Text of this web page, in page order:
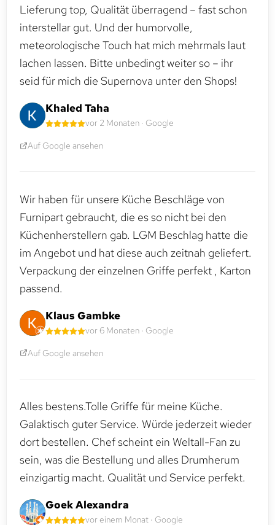
Lieferung top, Qualität überragend – fast schon
interstellar gut. Und der humorvolle,
meteorologische Touch hat mich mehrmals laut
lachen lassen. Bitte unbedingt weiter so – ihr
seid für mich die Supernova unter den Shops!
Khaled Taha
vor 2 Monaten · Google
Auf Google ansehen
Wir haben für unsere Küche Beschläge von
Furnipart gebraucht, die es so nicht bei den
Küchenherstellern gab. LGM Beschlag hatte die
im Angebot und hat diese auch zeitnah geliefert.
Verpackung der einzelnen Griffe perfekt , Karton
passend.
Klaus Gambke
vor 6 Monaten · Google
Auf Google ansehen
Alles bestens.Tolle Griffe für meine Küche.
Galaktisch guter Service. Würde jederzeit wieder
dort bestellen. Chef scheint ein Weltall-Fan zu
sein, was die Bestellung und alles Drumherum
einzigartig macht. Qualität und Service perfekt.
Goek Alexandra
vor einem Monat · Google